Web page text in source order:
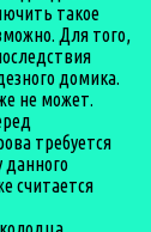
такое
Для того,
домика.
не может.
требуется
считается